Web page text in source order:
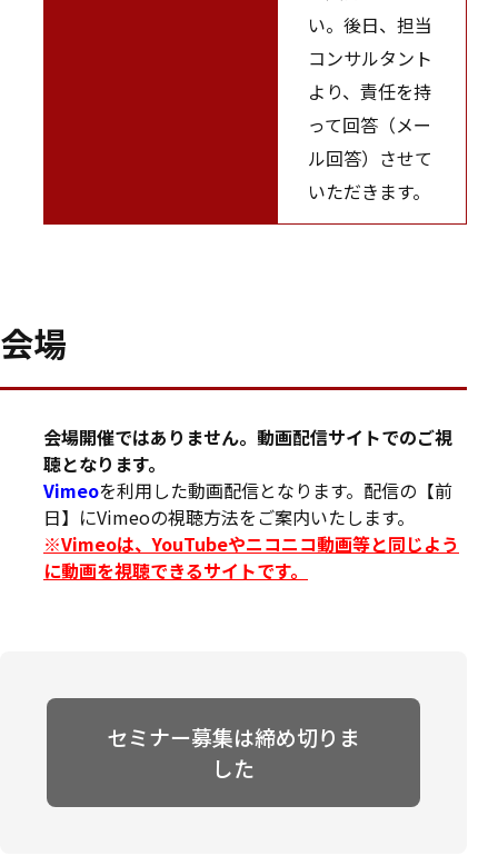
い。後日、担当
コンサルタント
より、責任を持
って回答（メー
ル回答）させて
いただきます。
会場
会場開催ではありません。動画配信サイトでのご視
聴となります。
Vimeoを利用した動画配信となります。配信の【前
日】にVimeoの視聴方法をご案内いたします。
※Vimeoは、YouTubeやニコニコ動画等と同じよう
に動画を視聴できるサイトです。
セミナー募集は締め切りま
した